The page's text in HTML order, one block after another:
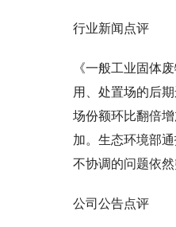
行业新闻点评
《一般工业固体
用、处置场的后
场份额环比翻倍
加。生态环境部
不协调的问题依
公司公告点评